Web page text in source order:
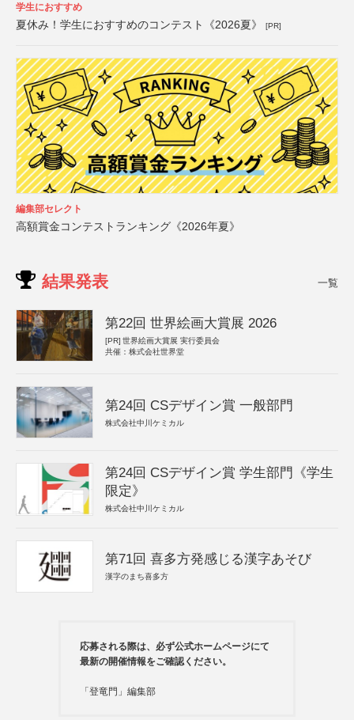
学生におすすめ
夏休み！学生におすすめのコンテスト《2026夏》 [PR]
編集部セレクト
高額賞金コンテストランキング《2026年夏》
結果発表 一覧
第22回 世界絵画大賞展 2026
[PR] 世界絵画大賞展 実行委員会
共催：株式会社世界堂
第24回 CSデザイン賞 一般部門
株式会社中川ケミカル
第24回 CSデザイン賞 学生部門《学生
限定》
株式会社中川ケミカル
第71回 喜多方発感じる漢字あそび
漢字のまち喜多方
応募される際は、必ず公式ホームページにて
最新の開催情報をご確認ください。
「登竜門」編集部